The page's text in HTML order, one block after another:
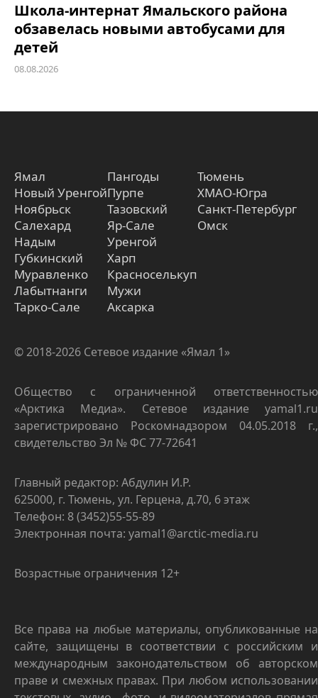
Школа-интернат Ямальского района
обзавелась новыми автобусами для
детей
08.08.2026
Ямал
Новый Уренгой
Ноябрьск
Салехард
Надым
Губкинский
Муравленко
Лабытнанги
Тарко-Сале
Пангоды
Пурпе
Тазовский
Яр-Сале
Уренгой
Харп
Красноселькуп
Мужи
Аксарка
Тюмень
ХМАО-Югра
Санкт-Петербург
Омск
© 2018-2026 Сетевое издание «Ямал 1»
Общество с ограниченной ответственностью
«Арктика Медиа». Сетевое издание yamal1.ru
зарегистрировано Роскомнадзором 04.05.2018 г.,
свидетельство Эл № ФС 77-72641
Главный редактор: Абдулин И.Р.
625000, г. Тюмень, ул. Герцена, д.70, 6 этаж
Телефон: 8 (3452)55-55-89
Электронная почта: yamal1@arctic-media.ru
Возрастные ограничения 12+
Все права на любые материалы, опубликованные на
сайте, защищены в соответствии с российским и
международным законодательством об авторском
праве и смежных правах. При любом использовании